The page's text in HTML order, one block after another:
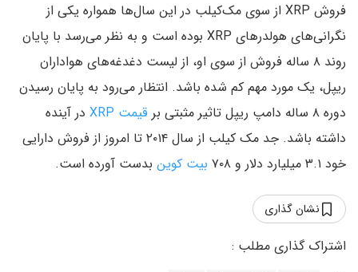
فروش XRP از سوی مک‌کیلب در این‌ سال‌ها همواره یکی از
نگرانی‌های هولدرهای XRP بوده است و به نظر می‌رسد با پایان
روند ۸ ساله فروش از سوی او، از لیست دغدغه‌های هواداران
ریپل، یک مورد مهم کم شده باشد. انتظار می‌رود به پایان رسیدن
دوره ۸ ساله دامپ ریپل تاثیر مثبتی بر
قیمت XRP
در آینده
داشته باشد. جد مک کیلب از سال ۲۰۱۴ تا امروز از فروش دارایی
خود ۳.۱ میلیارد دلار و ۷۰۸
بیت کوین بدست آورده است.
نشان گذاری